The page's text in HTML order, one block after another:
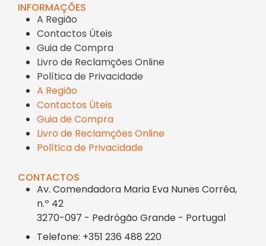
INFORMAÇÕES
A Região
Contactos Úteis
Guia de Compra
Livro de Reclamções Online
Política de Privacidade
A Região
Contactos Úteis
Guia de Compra
Livro de Reclamções Online
Política de Privacidade
CONTACTOS
Av. Comendadora Maria Eva Nunes Corrêa,
n.º 42
3270-097 - Pedrógão Grande - Portugal
Telefone: +351 236 488 220